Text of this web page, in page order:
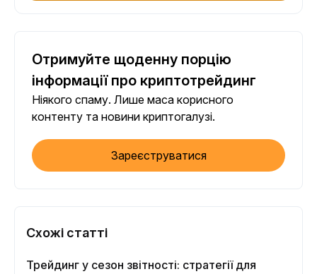
Отримуйте щоденну порцію
інформації про криптотрейдинг
Ніякого спаму. Лише маса корисного
контенту та новини криптогалузі.
Зареєструватися
Схожі статті
Трейдинг у сезон звітності: стратегії для